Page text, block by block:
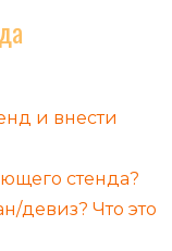
и внести
стенда?
девиз? Что это